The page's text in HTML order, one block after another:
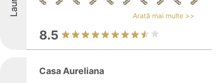
Arată mai multe >>
8.5
Casa Aureliana